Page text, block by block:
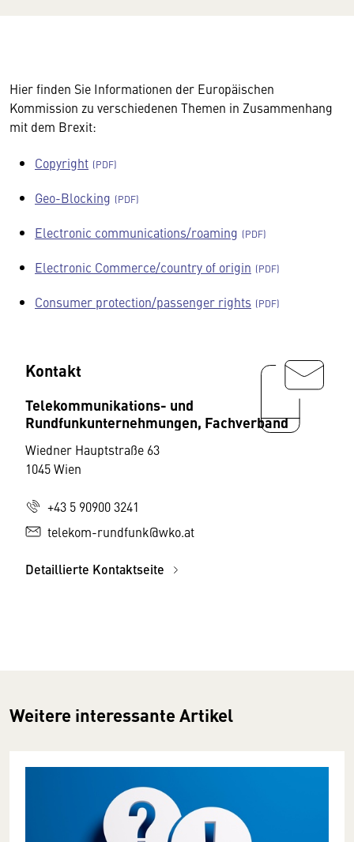
Hier finden Sie Informationen der Europäischen
Kommission zu verschiedenen Themen in Zusammenhang
mit dem Brexit:
Copyright
Geo-Blocking
Electronic communications/roaming
Electronic Commerce/country of origin
Consumer protection/passenger rights
Kontakt
Telekommunikations- und
Rundfunkunternehmungen, Fachverband
Wiedner Hauptstraße 63
1045 Wien
+43 5 90900 3241
telekom-rundfunk@wko.at
Detaillierte Kontaktseite
Weitere interessante Artikel